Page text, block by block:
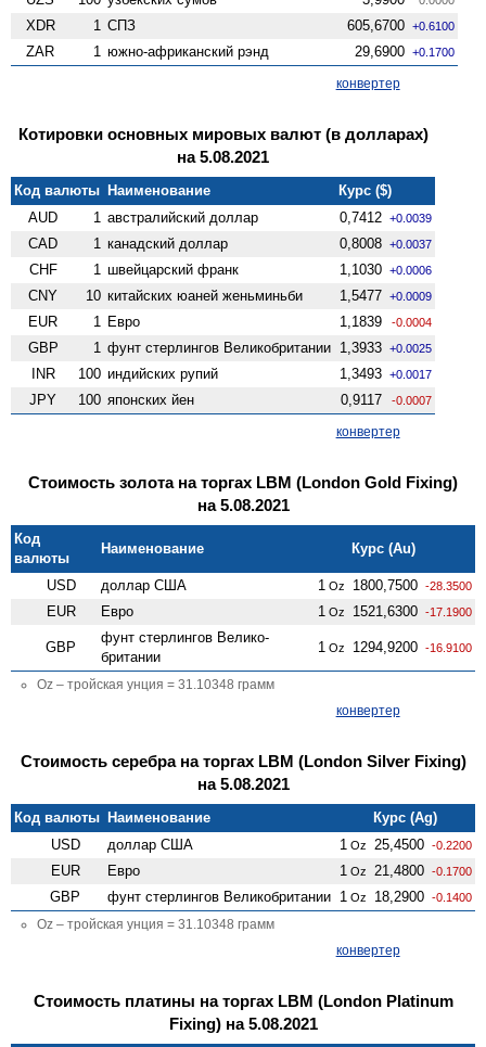
XDR 1 СПЗ 605,6700 +0.6100
ZAR 1 южно-африканский рэнд 29,6900 +0.1700
конвертер
Котировки основных мировых валют (в долларах)
на 5.08.2021
Код валюты Наименование
Курс ($)
AUD
1 австралийский доллар 0,7412 +0.0039
CAD 1 канадский доллар 0,8008 +0.0037
CHF 1 швейцарский франк 1,1030 +0.0006
CNY 10 китайских юаней женьминьби 1,5477 +0.0009
EUR 1 Евро 1,1839 -0.0004
GBP 1 фунт стерлингов Велико­британии 1,3933 +0.0025
INR 100 индийских рупий 1,3493 +0.0017
JPY 100 японских йен 0,9117 -0.0007
конвертер
Стоимость золота на торгах LBM (London Gold Fixing)
на 5.08.2021
Код
валюты
Наименование Курс (Au)
USD доллар США 1 Oz 1800,7500 -28.3500
EUR Евро 1 Oz 1521,6300 -17.1900
GBP
фунт стерлингов Велико­
британии
1 Oz 1294,9200 -16.9100
Oz – тройская унция = 31.10348 грамм
конвертер
Стоимость серебра на торгах LBM (London Silver Fixing)
на 5.08.2021
Код валюты Наименование
Курс (Ag)
USD
доллар США 1 Oz 25,4500 -0.2200
EUR Евро 1 Oz 21,4800 -0.1700
GBP фунт стерлингов Велико­британии 1 Oz 18,2900 -0.1400
Oz – тройская унция = 31.10348 грамм
конвертер
Стоимость платины на торгах LBM (London Platinum
Fixing) на 5.08.2021